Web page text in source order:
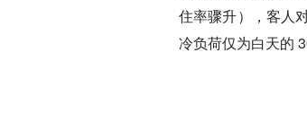
住率骤升），客人
冷负荷仅为白天的